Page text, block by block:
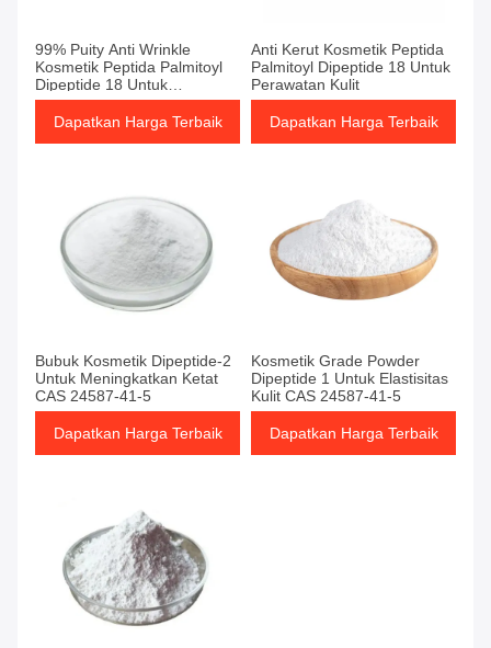
99% Puity Anti Wrinkle
Kosmetik Peptida Palmitoyl
Dipeptide 18 Untuk
Perawatan Kulit
Dapatkan Harga Terbaik
Anti Kerut Kosmetik Peptida
Palmitoyl Dipeptide 18 Untuk
Perawatan Kulit
Dapatkan Harga Terbaik
Bubuk Kosmetik Dipeptide-2
Untuk Meningkatkan Ketat
CAS 24587-41-5
Dapatkan Harga Terbaik
Kosmetik Grade Powder
Dipeptide 1 Untuk Elastisitas
Kulit CAS 24587-41-5
Dapatkan Harga Terbaik